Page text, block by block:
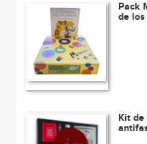
Pack
de
Kit de